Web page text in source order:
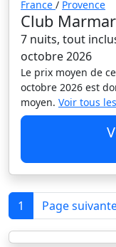
France / Provence
Club
7 nuits, tout
octobre 2026
Le prix moyen de
octobre 2026 est
moyen. Voir tous
1 Page